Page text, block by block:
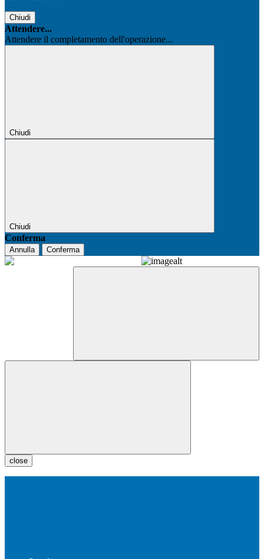
Chiudi
Attendere...
Attendere il completamento dell'operazione...
Chiudi
Chiudi
Conferma
Annulla Conferma
close